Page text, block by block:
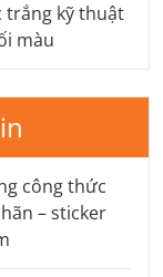
trắng kỹ thuật
màu
công thức
– sticker